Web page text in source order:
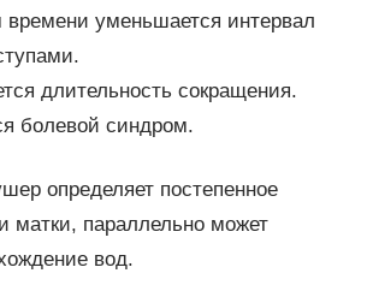
времени уменьшается интервал
длительность сокращения.
болевой синдром.
определяет постепенное
матки, параллельно может
вод.